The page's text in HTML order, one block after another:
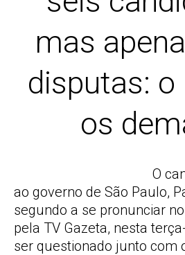
mas
disputas: o
os
O
ao governo de São Paulo,
segundo a se pronunciar
pela TV Gazeta, nesta
ser questionado junto com